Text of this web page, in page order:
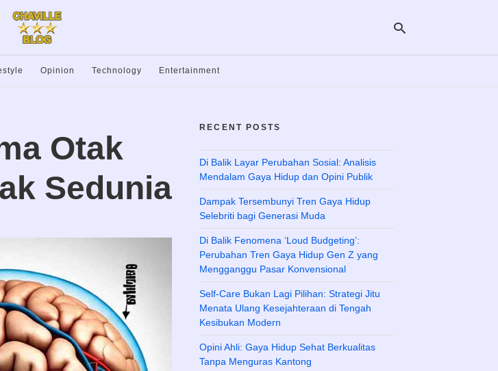
Opinion Technology Entertainment
Otak
Sedunia
RECENT POSTS
Di Balik Layar Perubahan Sosial: Analisis
Mendalam Gaya Hidup dan Opini Publik
Dampak Tersembunyi Tren Gaya Hidup
Selebriti bagi Generasi Muda
Di Balik Fenomena ‘Loud Budgeting’:
Perubahan Tren Gaya Hidup Gen Z yang
Mengganggu Pasar Konvensional
Self-Care Bukan Lagi Pilihan: Strategi Jitu
Menata Ulang Kesejahteraan di Tengah
Kesibukan Modern
Opini Ahli: Gaya Hidup Sehat Berkualitas
Tanpa Menguras Kantong